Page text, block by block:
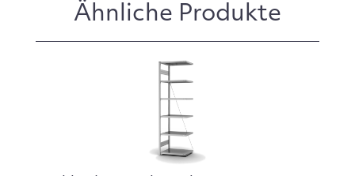
Ähnliche Produkte